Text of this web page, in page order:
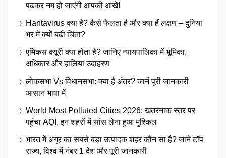
पढ़कर नम हो जाएंगी आपकी आंखें!
Hantavirus क्या है? कैसे फैलता है और क्या हैं लक्षण – दुनिया
भर में क्यों बढ़ी चिंता?
एमिकस क्यूरी क्या होता है? जानिए न्यायपालिका में भूमिका,
अधिकार और हालिया उदाहरण
लोकसभा Vs विधानसभा: क्या है अंतर? जानें पूरी जानकारी
आसान भाषा में
World Most Polluted Cities 2026: खतरनाक स्तर पर
पहुंचा AQI, इन शहरों में सांस लेना हुआ मुश्किल
भारत में अंगूर का सबसे बड़ा उत्पादक शहर कौन सा है? जानें टॉप
राज्य, विश्व में नंबर 1 देश और पूरी जानकारी